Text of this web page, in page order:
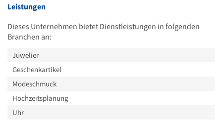
Leistungen
Dieses Unternehmen bietet Dienstleistungen in folgenden
Branchen an:
Juwelier
Geschenkartikel
Modeschmuck
Hochzeitsplanung
Uhr